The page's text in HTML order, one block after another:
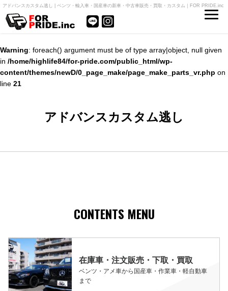
アドバンスカスタム逃し | ベンツ・輸入車・国産車の新車・中古車販売・買取・カスタム｜FOR PRIDE.inc
Warning: foreach() argument must be of type array|object, null given
in /home/highlife84/for-pride.com/public_html/wp-
content/themes/newD/0_page_make/page_make_parts_vr.php on
line 21
アドバンスカスタム逃し
CONTENTS MENU
在庫車・注文販売・下取・買取
ベンツ・アメ車から国産車・作業車・軽自動車
まで